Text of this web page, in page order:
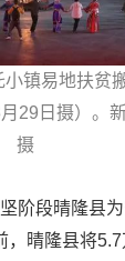
镇易地扶贫
29日摄）。
摄
阶段晴隆县
，晴隆县将